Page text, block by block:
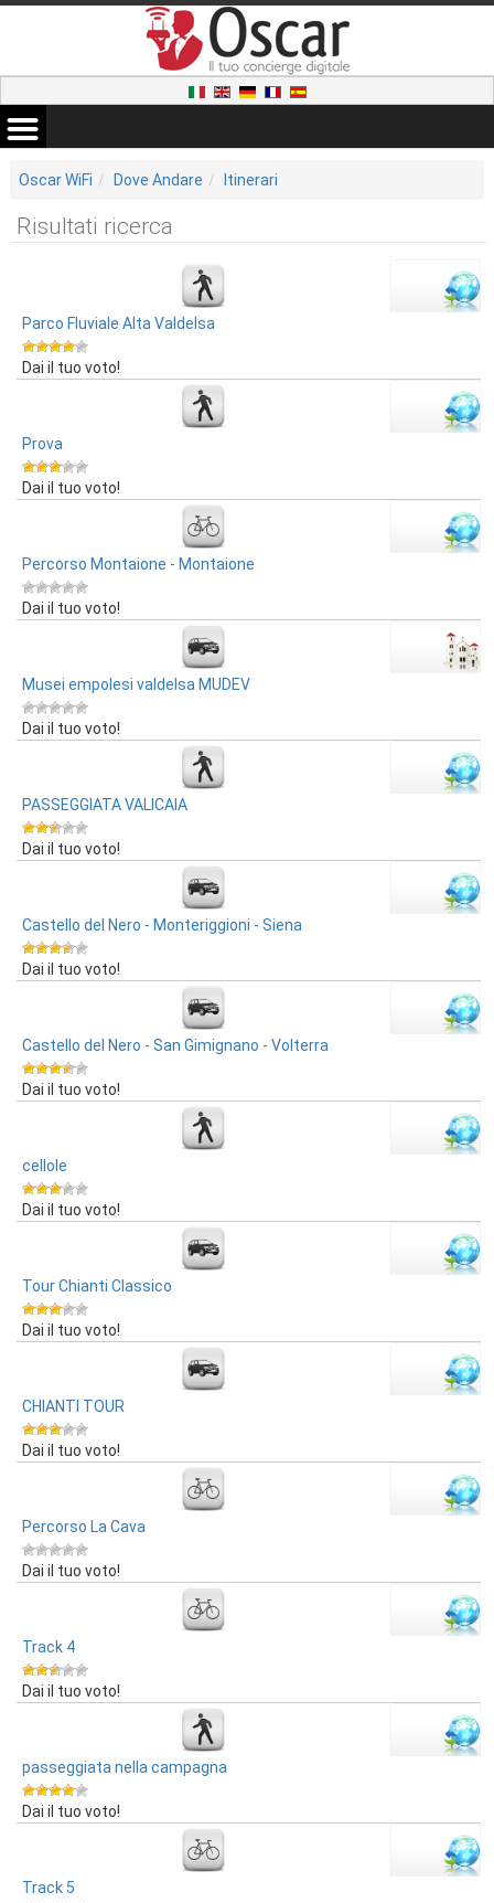
Oscar WiFi Dove Andare Itinerari
Risultati ricerca
Parco Fluviale Alta Valdelsa
Dai il tuo voto!
Prova
Dai il tuo voto!
Percorso Montaione - Montaione
Dai il tuo voto!
Musei empolesi valdelsa MUDEV
Dai il tuo voto!
PASSEGGIATA VALICAIA
Dai il tuo voto!
Castello del Nero - Monteriggioni - Siena
Dai il tuo voto!
Castello del Nero - San Gimignano - Volterra
Dai il tuo voto!
cellole
Dai il tuo voto!
Tour Chianti Classico
Dai il tuo voto!
CHIANTI TOUR
Dai il tuo voto!
Percorso La Cava
Dai il tuo voto!
Track 4
Dai il tuo voto!
passeggiata nella campagna
Dai il tuo voto!
Track 5